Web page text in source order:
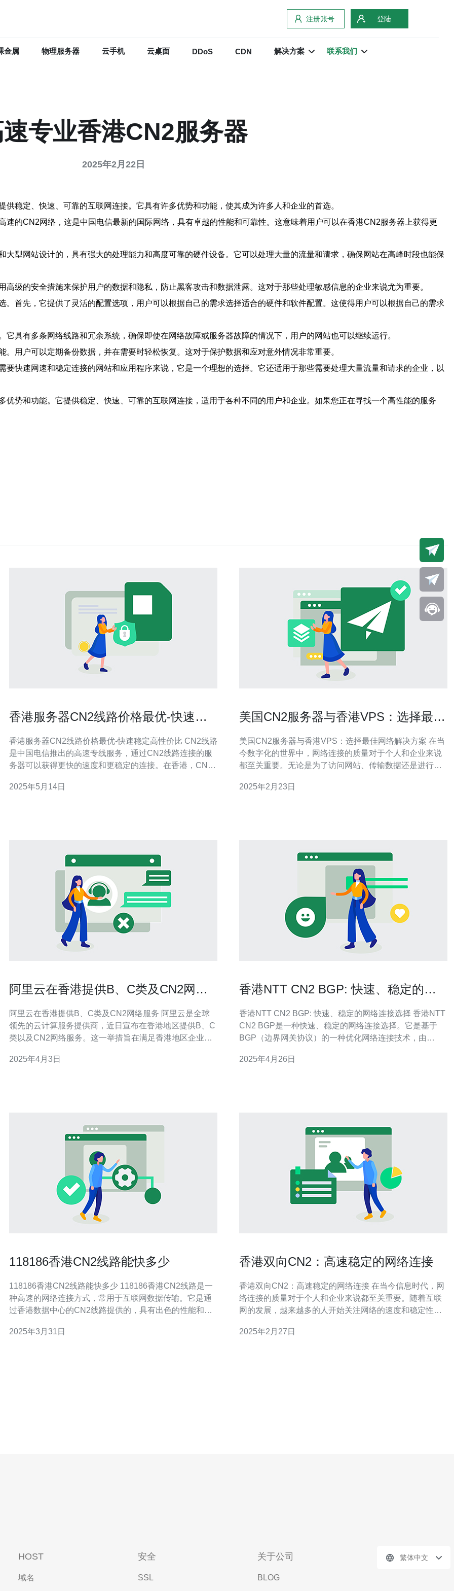
注册账号 登陆
金属 物理服务器 云手机 云桌面 DDoS CDN 解决方案 联系我们
专业香港CN2服务器
2025年2月22日
稳定、快速、可靠的互联网连接。它具有许多优势和功能，使其成为许多人和企业的首选。
的CN2网络，这是中国电信最新的国际网络，具有卓越的性能和可靠性。这意味着用户可以在香港CN2服务器上获得更
型网站设计的，具有强大的处理能力和高度可靠的硬件设备。它可以处理大量的流量和请求，确保网站在高峰时段也能保
级的安全措施来保护用户的数据和隐私，防止黑客攻击和数据泄露。这对于那些处理敏感信息的企业来说尤为重要。
首先，它提供了灵活的配置选项，用户可以根据自己的需求选择适合的硬件和软件配置。这使得用户可以根据自己的需求
具有多条网络线路和冗余系统，确保即使在网络故障或服务器故障的情况下，用户的网站也可以继续运行。
用户可以定期备份数据，并在需要时轻松恢复。这对于保护数据和应对意外情况非常重要。
快速网速和稳定连接的网站和应用程序来说，它是一个理想的选择。它还适用于那些需要处理大量流量和请求的企业，以
势和功能。它提供稳定、快速、可靠的互联网连接，适用于各种不同的用户和企业。如果您正在寻找一个高性能的服务
香港服务器CN2线路价格最优-快速稳
香港服务器CN2线路价格最优-快速稳定高性价比 CN2线路
是中国电信推出的高速专线服务，通过CN2线路连接的服
务器可以获得更快的速度和更稳定的连接。在香港，CN2
网络连接，适合需要高性能服务器的用户。 香港作为一个
2025年5月14日
美国CN2服务器与香港VPS：选择最佳
美国CN2服务器与香港VPS：选择最佳网络解决方案 在当
今数字化的世界中，网络连接的质量对于个人和企业来说
都至关重要。无论是为了访问网站、传输数据还是进行在
将介绍美国CN2服务器和香港VPS，探讨它们之间的区
2025年2月23日
阿里云在香港提供B、C类及CN2网络
阿里云在香港提供B、C类及CN2网络服务 阿里云是全球
领先的云计算服务提供商，近日宣布在香港地区提供B、C
类以及CN2网络服务。这一举措旨在满足香港地区企业和
了解一下B、C类及CN2网络服务的概念。 B类网络服务 B
2025年4月3日
香港NTT CN2 BGP: 快速、稳定的网
香港NTT CN2 BGP: 快速、稳定的网络连接选择 香港NTT
CN2 BGP是一种快速、稳定的网络连接选择。它是基于
BGP（边界网关协议）的一种优化网络连接技术，由
几个理由： 快速：香港NTT CN2 BGP通过优化网络路
2025年4月26日
118186香港CN2线路能快多少
118186香港CN2线路能快多少 118186香港CN2线路是一
种高速的网络连接方式，常用于互联网数据传输。它是通
过香港数据中心的CN2线路提供的，具有出色的性能和可
供更快的上网体验。 118186香港CN2线路相对于其他线路
2025年3月31日
香港双向CN2：高速稳定的网络连接
香港双向CN2：高速稳定的网络连接 在当今信息时代，网
络连接的质量对于个人和企业来说都至关重要。随着互联
网的发展，越来越多的人开始关注网络的速度和稳定性。
稳定的网络连接方式尤为重要。而香港双向CN2网络连接
2025年2月27日
HOST
域名
安全
SSL
关于公司
BLOG
繁体中文